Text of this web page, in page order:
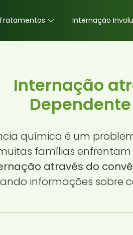
Internação
Internação
química é um
famílias
através do
informações sobre